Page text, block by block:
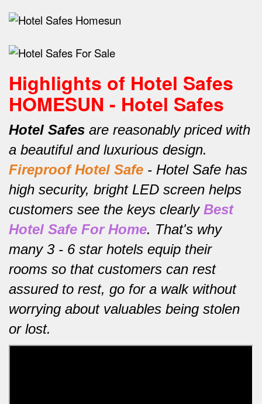
Highlights of Hotel Safes
HOMESUN - Hotel Safes
Hotel Safes are reasonably priced with
a beautiful and luxurious design.
Fireproof Hotel Safe - Hotel Safe has
high security, bright LED screen helps
customers see the keys clearly Best
Hotel Safe For Home. That's why
many 3 - 6 star hotels equip their
rooms so that customers can rest
assured to rest, go for a walk without
worrying about valuables being stolen
or lost.